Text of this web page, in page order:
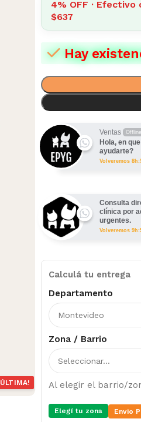
ÚLTIMA!
4% OFF ·
$637
Hay
Ventas Offline
Hola, en
ayudarte?
Volveremos
Consulta
clínica por
urgentes.
Volveremos
Calculá tu entrega
Departamento
Zona / Barrio
Al elegir el barrio/
Elegí tu zona Envio